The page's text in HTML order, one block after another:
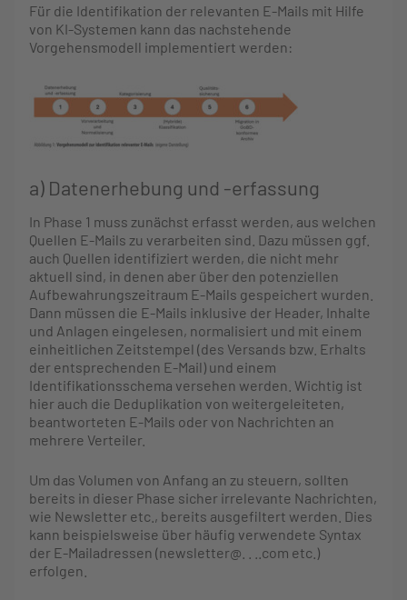
Für die Identifikation der relevanten E-Mails mit Hilfe
von KI-Systemen kann das nachstehende
Vorgehensmodell implementiert werden:
a) Datenerhebung und -erfassung
In Phase 1 muss zunächst erfasst werden, aus welchen
Quellen E-Mails zu verarbeiten sind. Dazu müssen ggf.
auch Quellen identifiziert werden, die nicht mehr
aktuell sind, in denen aber über den potenziellen
Aufbewahrungszeitraum E-Mails gespeichert wurden.
Dann müssen die E-Mails inklusive der Header, Inhalte
und Anlagen eingelesen, normalisiert und mit einem
einheitlichen Zeitstempel (des Versands bzw. Erhalts
der entsprechenden E-Mail) und einem
Identifikationsschema versehen werden. Wichtig ist
hier auch die Deduplikation von weitergeleiteten,
beantworteten E-Mails oder von Nachrichten an
mehrere Verteiler.
Um das Volumen von Anfang an zu steuern, sollten
bereits in dieser Phase sicher irrelevante Nachrichten,
wie Newsletter etc., bereits ausgefiltert werden. Dies
kann beispielsweise über häufig verwendete Syntax
der E-Mailadressen (newsletter@. . ..com etc.)
erfolgen.